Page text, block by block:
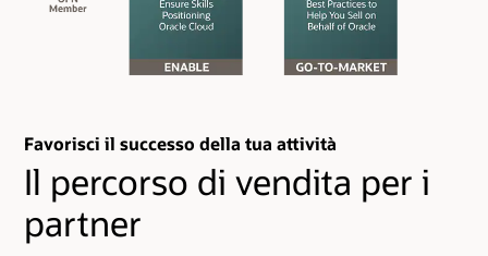
Favorisci il successo della tua attività
Il percorso di vendita per i
partner